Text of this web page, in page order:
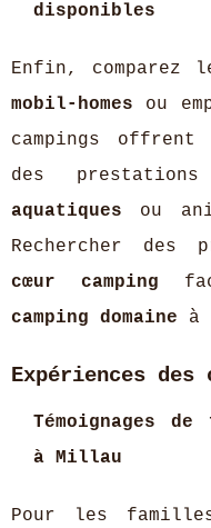
disponibles
Enfin, comparez
mobil-homes ou
campings
des
aquatiques ou
Rechercher des
cœur camping
camping domaine à
Expériences des
Témoignages
à Millau
Pour les